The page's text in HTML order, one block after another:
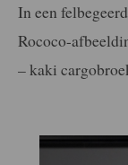
In een
Rococo-
– kaki